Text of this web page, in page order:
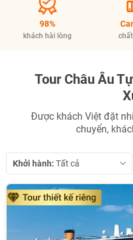
98%
khách hài lòng
Tour Châu Âu
Được khách Việt đặt
chuyển,
Khởi hành:
TƯ
TƯ
TƯ